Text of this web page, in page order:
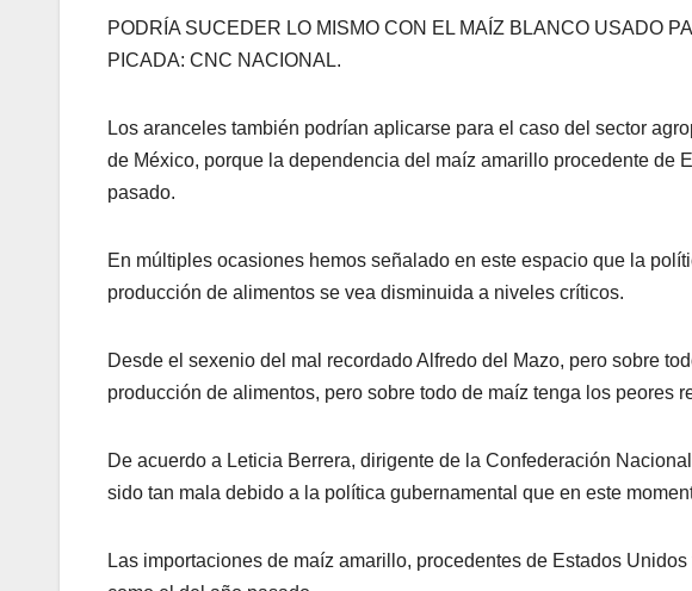
PODRÍA SUCEDER LO MISMO CON EL MAÍZ BLANCO USADO
PICADA: CNC NACIONAL.
Los aranceles también podrían aplicarse para el caso del sector
de México, porque la dependencia del maíz amarillo procedente de
pasado.
En múltiples ocasiones hemos señalado en este espacio que la
producción de alimentos se vea disminuida a niveles críticos.
Desde el sexenio del mal recordado Alfredo del Mazo, pero sobre
producción de alimentos, pero sobre todo de maíz tenga los peores
De acuerdo a Leticia Berrera, dirigente de la Confederación
sido tan mala debido a la política gubernamental que en este
Las importaciones de maíz amarillo, procedentes de Estados